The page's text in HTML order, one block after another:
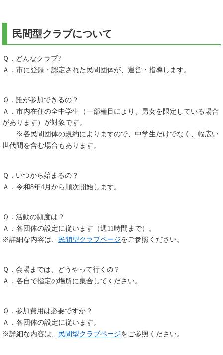
民間型クラブについて
Ｑ．どんなクラブ?
Ａ．市に登録・認定された民間団体が、運営・指導します。
Ｑ．誰が参加できるの？
Ａ．市内在住の全中学生（一部種目により、男女を限定している場合
があります）が対象です。
※各民間団体の規約によりますので、中学生だけでなく、幅広い
世代間を含む場合もあります。
Ｑ．いつから始まるの？
Ａ．令和8年4月から順次開始します。
Ｑ．活動の頻度は？
Ａ．各団体の設定に従います（週11時間まで）。
※詳細な内容は、
民間型クラブページをご参照ください。
Ｑ．会場までは、どうやって行くの？
Ａ．各自で指定の場所に集合してください。
Ｑ．参加費用は必要ですか？
Ａ．各団体の設定に従います。
※詳細な内容は、
民間型クラブページをご参照ください。